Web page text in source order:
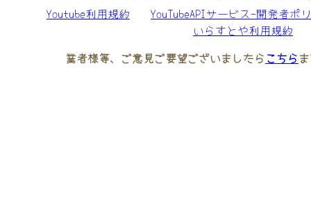
Youtube利用規約
YouTubeAPIサービス-開発者ポ
いらすとや利用規約
業者様等、ご意見ご要望ございましたら こちら